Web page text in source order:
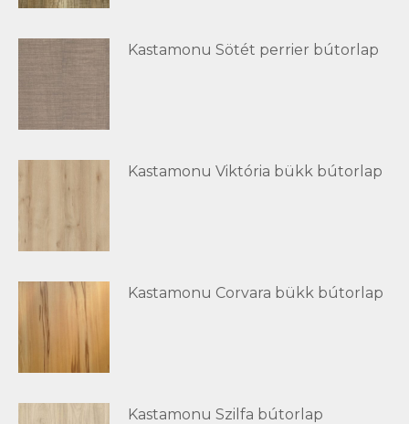
Kastamonu Sötét perrier bútorlap
Kastamonu Viktória bükk bútorlap
Kastamonu Corvara bükk bútorlap
Kastamonu Szilfa bútorlap